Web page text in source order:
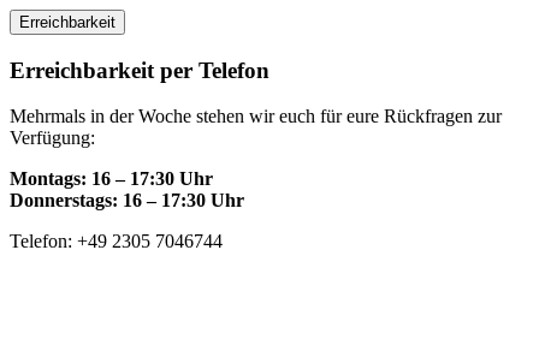
Skip
to
content
Erreichbarkeit
Erreichbarkeit per Telefon
Mehrmals in der Woche stehen wir euch für eure Rückfragen zur
Verfügung:
Montags: 16 – 17:30 Uhr
Donnerstags: 16 – 17:30 Uhr
Telefon: +49 2305 7046744